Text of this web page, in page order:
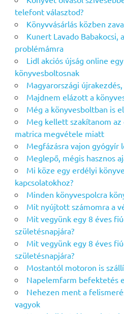
telefont választod?
Könyvvásárlás közben
Kunert Lavado Babakocsi,
problémámra
Lidl akciós újság online
könyvesboltosnak
Magyarországi
Majdnem elázott a
Még a könyvesboltban is
Meg kellett szakítanom az
matrica megvétele miatt
Megfázásra vajon gyógyír
Meglepő, mégis hasznos
Mi köze egy erdélyi
kapcsolatokhoz?
Minden könyvespolcra
Mit nyújtott számomra a
Mit vegyünk egy 8 éves
születésnapjára?
Mit vegyünk egy 8 éves
születésnapjára?
Mostantól motoron is
Napelemfarm befektetés
Nehezen ment a
vagyok